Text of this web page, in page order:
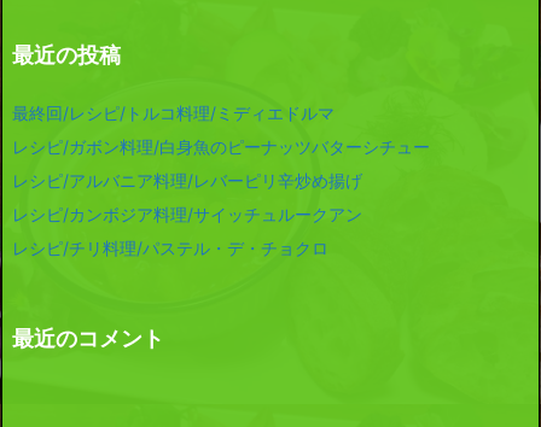
最近の投稿
最終回/レシピ/トルコ料理/ミディエドルマ
レシピ/ガボン料理/白身魚のピーナッツバターシチュー
レシピ/アルバニア料理/レバーピリ辛炒め揚げ
レシピ/カンボジア料理/サイッチュルークアン
レシピ/チリ料理/パステル・デ・チョクロ
最近のコメント